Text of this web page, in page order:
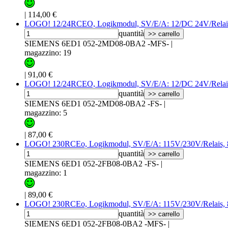
| 114,00 €
LOGO! 12/24RCEO, Logikmodul, SV/E/A: 12/DC 24V/
quantità >> carrello
SIEMENS 6ED1 052-2MD08-0BA2 -MFS- |
magazzino: 19
| 91,00 €
LOGO! 12/24RCEO, Logikmodul, SV/E/A: 12/DC 24V/
quantità >> carrello
SIEMENS 6ED1 052-2MD08-0BA2 -FS- |
magazzino: 5
| 87,00 €
LOGO! 230RCEo, Logikmodul, SV/E/A: 115V/230V/Relais,
quantità >> carrello
SIEMENS 6ED1 052-2FB08-0BA2 -FS- |
magazzino: 1
| 89,00 €
LOGO! 230RCEo, Logikmodul, SV/E/A: 115V/230V/Relais,
quantità >> carrello
SIEMENS 6ED1 052-2FB08-0BA2 -MFS- |